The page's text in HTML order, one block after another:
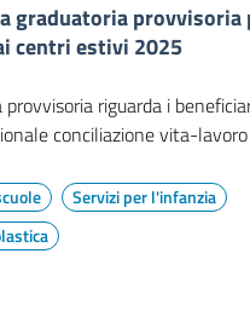
graduatoria provvisoria
centri estivi 2025
riguarda i
conciliazione vita-
Servizi per l'infanzia